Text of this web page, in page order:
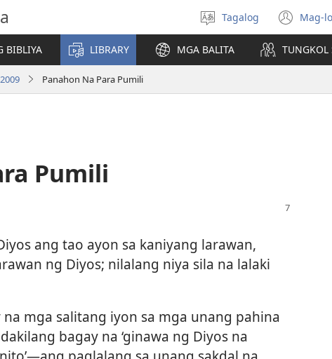
Pumili
ng
wika
Tagalog Mag-
na
BIBLIYA LIBRARY MGA BALITA
Panahon Na Para Pumili
Pumili
ang tao ayon sa kaniyang larawan,
ng Diyos; nilalang niya sila na lalaki
na mga salitang iyon sa mga unang pahina
bagay na ‘ginawa ng Diyos na